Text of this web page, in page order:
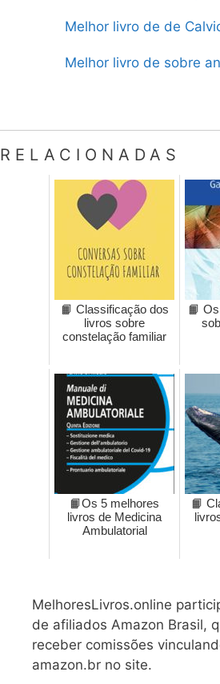
Melhor livro de de
Melhor livro de sobre
RELACIONADAS
📙 Classificação dos
livros sobre
constelação familiar
📙
📙Os 5 melhores
livros de Medicina
Ambulatorial
📙
MelhoresLivros.online
de afiliados Amazon Brasil,
receber comissões
amazon.br no site.